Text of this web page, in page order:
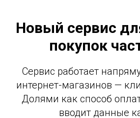
Новый сервис
покупок
Сервис работает
интернет-магазинов —
Долями как способ
вводит данные